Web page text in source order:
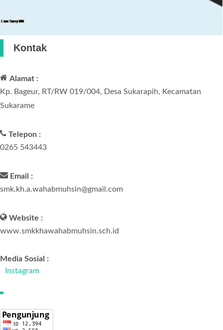
Kontak
Alamat :
Kp. Bageur, RT/RW 019/004, Desa Sukarapih, Kecamatan
Sukarame
Telepon :
0265 543443
Email :
smk.kh.a.wahabmuhsin@gmail.com
Website :
www.smkkhawahabmuhsin.sch.id
Media Sosial :
Instagram